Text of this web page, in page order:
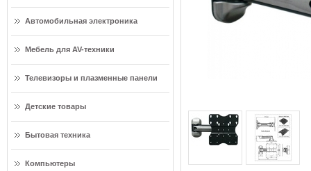
Автомобильная электроника
Мебель для AV-техники
Телевизоры и плазменные панели
Детские товары
Бытовая техника
Компьютеры